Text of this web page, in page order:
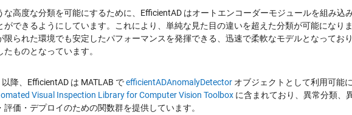
な高度な分類を可能にするために、EfficientAD はオートエンコーダーモジュールを組み込
ができるようにしています。これにより、単純な見た目の違いを超えた分類が可能になり
限られた環境でも安定したパフォーマンスを発揮できる、迅速で柔軟なモデルとなってお
たものとなっています。
降、EfficientAD は MATLAB でefficientADAnomalyDetector オブジェクトとして利用可能
Visual Inspection Library for Computer Vision Toolbox に含まれており、異常分類、
評価・デプロイのための関数群を提供しています。